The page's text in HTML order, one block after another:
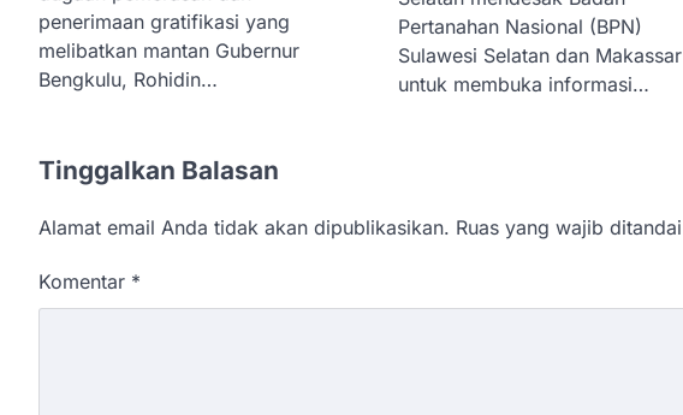
penerimaan gratifikasi yang
melibatkan mantan Gubernur
Bengkulu, Rohidin…
Pertanahan Nasional (BPN)
Sulawesi Selatan dan Makassar
untuk membuka informasi…
Tinggalkan Balasan
Alamat email Anda tidak akan dipublikasikan. Ruas yang wajib ditandai
Komentar *